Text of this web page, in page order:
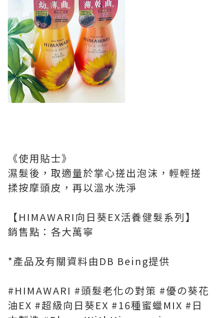
《使用貼士》
濕髮後，取適量於掌心搓出泡沫，輕輕搓
揉按摩頭皮，再以溫水洗淨
【HIMAWARI向日葵EX活養健髮系列】
銷售點：各大萬寧
*產品及有關資料由DB Being提供
#HIMAWARI #頭髮老化の對策 #優の葵花
油EX #超級向日葵EX #16種蜜蠟MIX #日